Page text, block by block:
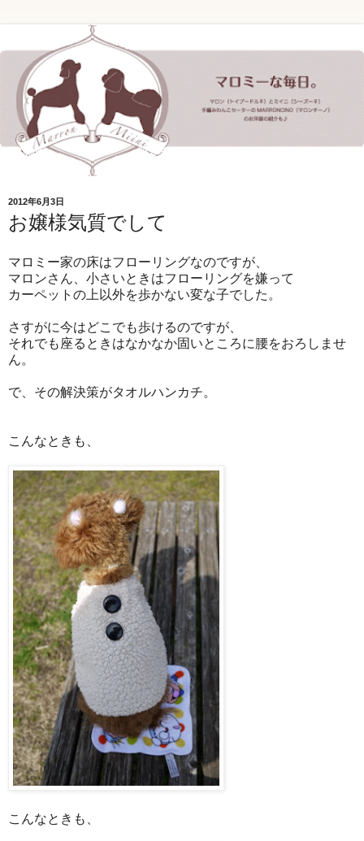
2012年6月3日
お嬢様気質でして
マロミー家の床はフローリングなのですが、
マロンさん、小さいときはフローリングを嫌って
カーペットの上以外を歩かない変な子でした。
さすがに今はどこでも歩けるのですが、
それでも座るときはなかなか固いところに腰をおろしませ
ん。
で、その解決策がタオルハンカチ。
こんなときも、
こんなときも、